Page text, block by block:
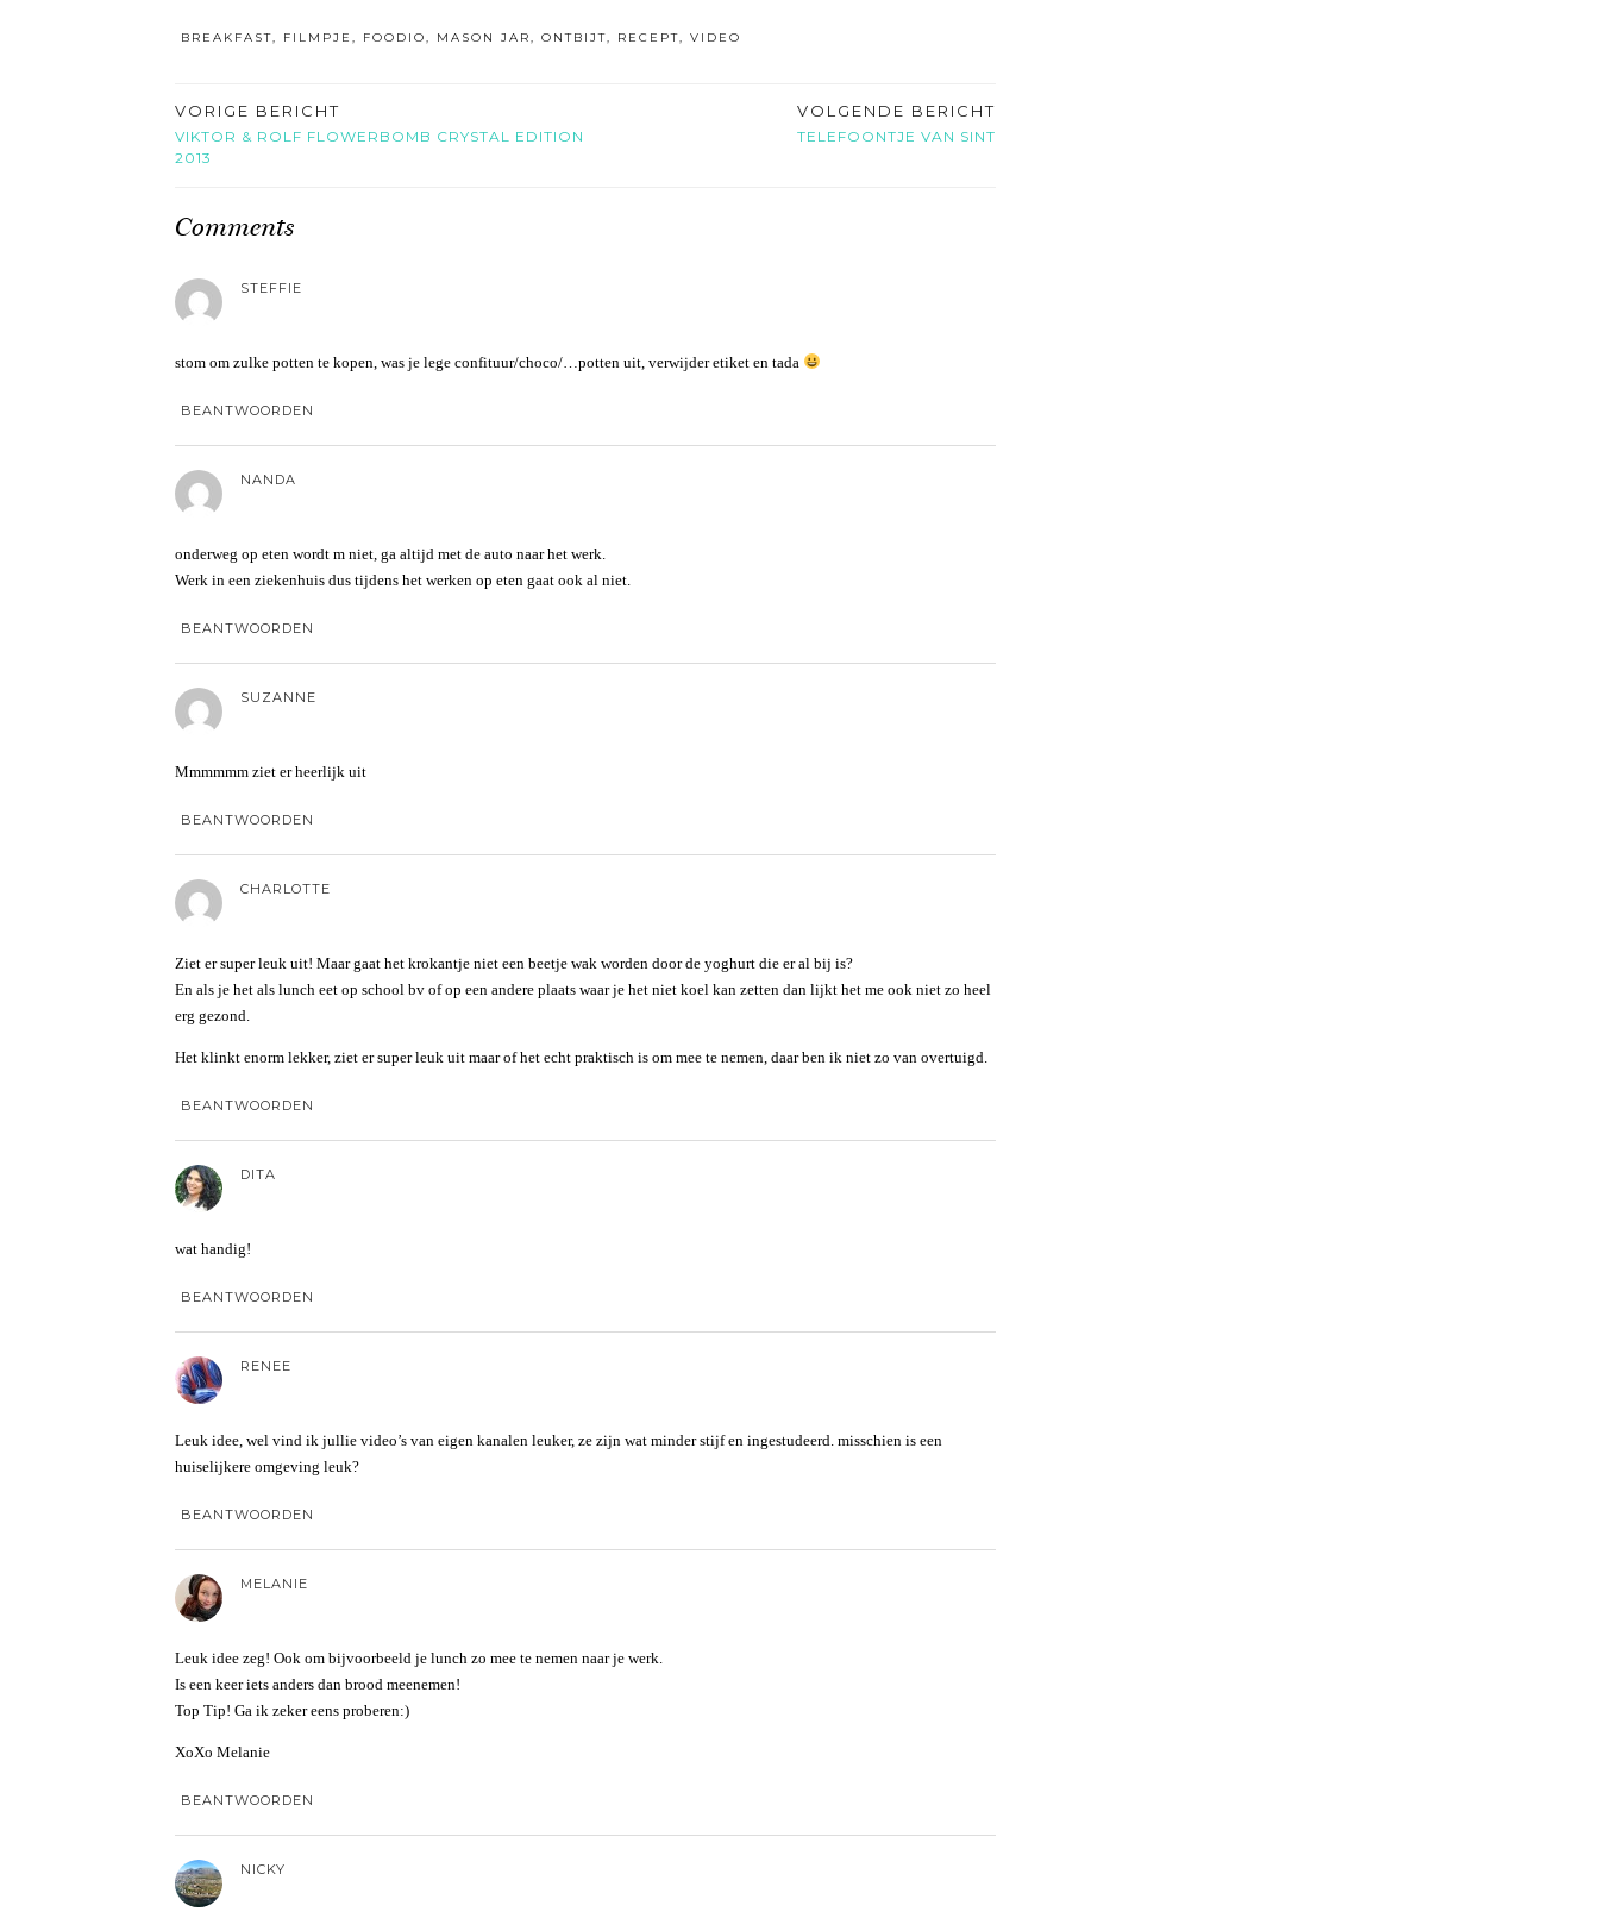
BREAKFAST, FILMPJE , FOODIO, MASON JAR, ONTBIJT, RECEPT, VIDEO
VORIGE BERICHT
VIKTOR & ROLF FLOWERBOMB CRYSTAL EDITION
2013
VOLGENDE BERICHT
TELEFOONTJE VAN SINT
Comments
STEFFIE
stom om zulke potten te kopen, was je lege confituur/choco/…potten uit, verwijder etiket en tada
BEANTWOORDEN
NANDA
onderweg op eten wordt m niet, ga altijd met de auto naar het werk.
Werk in een ziekenhuis dus tijdens het werken op eten gaat ook al niet.
BEANTWOORDEN
SUZANNE
Mmmmmm ziet er heerlijk uit
BEANTWOORDEN
CHARLOTTE
Ziet er super leuk uit! Maar gaat het krokantje niet een beetje wak worden door de yoghurt die er al bij is?
En als je het als lunch eet op school bv of op een andere plaats waar je het niet koel kan zetten dan lijkt het me ook niet zo heel
erg gezond.
Het klinkt enorm lekker, ziet er super leuk uit maar of het echt praktisch is om mee te nemen, daar ben ik niet zo van overtuigd.
BEANTWOORDEN
DITA
wat handig!
BEANTWOORDEN
RENEE
Leuk idee, wel vind ik jullie video’s van eigen kanalen leuker, ze zijn wat minder stijf en ingestudeerd. misschien is een
huiselijkere omgeving leuk?
BEANTWOORDEN
MELANIE
Leuk idee zeg! Ook om bijvoorbeeld je lunch zo mee te nemen naar je werk.
Is een keer iets anders dan brood meenemen!
Top Tip! Ga ik zeker eens proberen:)
XoXo Melanie
BEANTWOORDEN
NICKY